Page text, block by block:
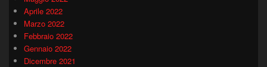
Aprile 2022
Marzo 2022
Febbraio 2022
Gennaio 2022
Dicembre 2021